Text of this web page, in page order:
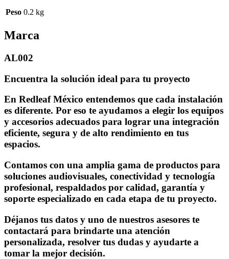
Peso 0.2 kg
Marca
AL002
Encuentra la solución ideal para tu proyecto
En Redleaf México entendemos que cada instalación
es diferente. Por eso te ayudamos a elegir los equipos
y accesorios adecuados para lograr una integración
eficiente, segura y de alto rendimiento en tus
espacios.
Contamos con una amplia gama de productos para
soluciones audiovisuales, conectividad y tecnología
profesional, respaldados por calidad, garantía y
soporte especializado en cada etapa de tu proyecto.
Déjanos tus datos y uno de nuestros asesores te
contactará para brindarte una atención
personalizada, resolver tus dudas y ayudarte a
tomar la mejor decisión.